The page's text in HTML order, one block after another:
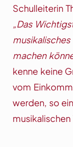
Schulleiterin
„Das
machen
kenne keine
vom
werden, so